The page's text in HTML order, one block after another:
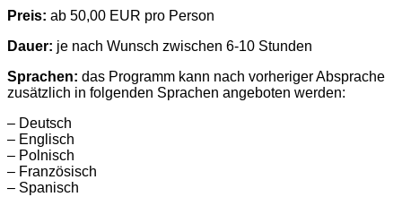
Preis: ab 50,00 EUR pro Person
Dauer: je nach Wunsch zwischen 6-10 Stunden
Sprachen: das Programm kann nach vorheriger Absprache
zusätzlich in folgenden Sprachen angeboten werden:
– Deutsch
– Englisch
– Polnisch
– Französisch
– Spanisch